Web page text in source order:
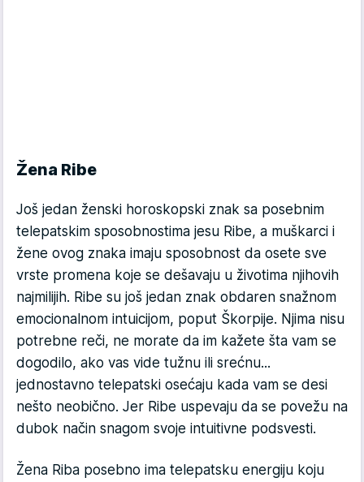
Žena Ribe
Još jedan ženski horoskopski znak sa posebnim
telepatskim sposobnostima jesu Ribe, a muškarci i
žene ovog znaka imaju sposobnost da osete sve
vrste promena koje se dešavaju u životima njihovih
najmilijih. Ribe su još jedan znak obdaren snažnom
emocionalnom intuicijom, poput Škorpije. Njima nisu
potrebne reči, ne morate da im kažete šta vam se
dogodilo, ako vas vide tužnu ili srećnu...
jednostavno telepatski osećaju kada vam se desi
nešto neobično. Jer Ribe uspevaju da se povežu na
dubok način snagom svoje intuitivne podsvesti.
Žena Riba posebno ima telepatsku energiju koju